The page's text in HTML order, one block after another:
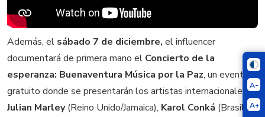
A-
A+
Además, el sábado 7 de diciembre, el influencer
documentará de primera mano el Concierto de la
esperanza: Buenaventura Música por la Paz, un evento
gratuito donde se presentarán los artistas internacionales
Julian Marley(Reino Unido/Jamaica), Karol Conká (Brasil),